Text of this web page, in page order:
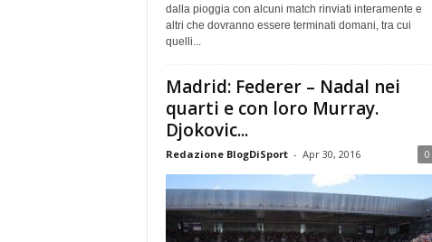
dalla pioggia con alcuni match rinviati interamente e
altri che dovranno essere terminati domani, tra cui
quelli...
Madrid: Federer – Nadal nei
quarti e con loro Murray.
Djokovic...
Redazione BlogDiSport - Apr 30, 2016 0